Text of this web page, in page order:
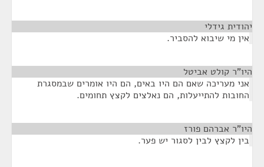
יהודית גידלי
אין מי שיבוא להסביר.
היו"ר קולט אביטל
אני מעריכה שאם הם היו באים, הם היו אומרים שבמסגרת
החובות להתייעלות, הם נאלצים לקצץ תחומים.
היו"ר אברהם פורז
בין לקצץ לבין לסגור יש פער.